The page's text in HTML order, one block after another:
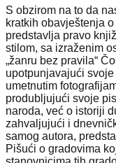
S obzirom na to da
kratkih obavještenja
predstavlja pravo
stilom, sa izraženim
„žanru bez pravila“
upotpunjavajući
umetnutim
produbljujući svoje
naroda, već o istoriji
zahvaljujući i
samog autora,
Pišući o gradovima